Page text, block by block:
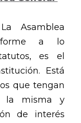
Asamblea
a lo
es el
Está
que tengan
la misma y
de interés